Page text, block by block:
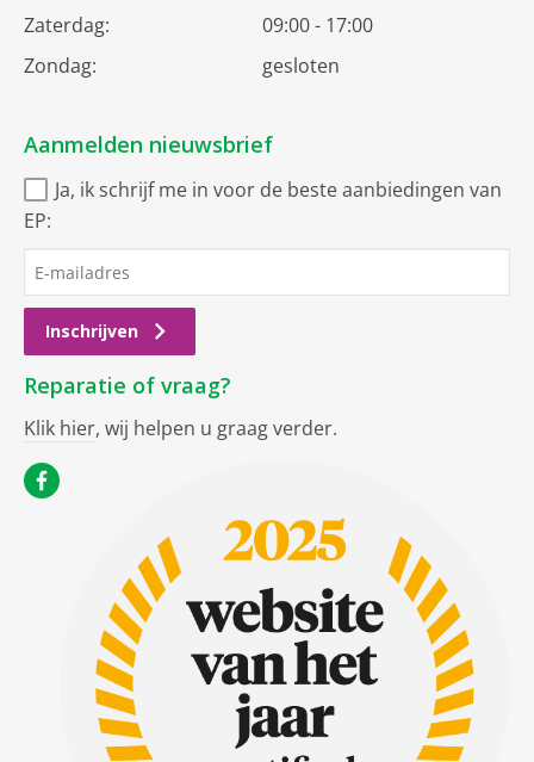
Zaterdag:
09:00 - 17:00
Zondag:
gesloten
Aanmelden nieuwsbrief
Ja, ik schrijf me in voor de beste aanbiedingen van
EP:
Inschrijven
Reparatie of vraag?
Klik hier, wij helpen u graag verder.